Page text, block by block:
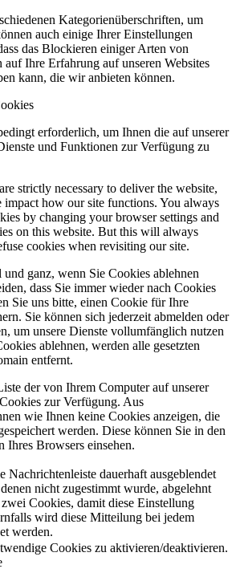
Kategorienüberschriften, um
auch einige Ihrer Einstellungen
das Blockieren einiger Arten von
Ihre Erfahrung auf unseren Websites
kann, die wir anbieten können.
erforderlich, um Ihnen die auf unserer
und Funktionen zur Verfügung zu
strictly necessary to deliver the website,
how our site functions. You always
by changing your browser settings and
on this website. But this will always
cookies when revisiting our site.
ganz, wenn Sie Cookies ablehnen
dass Sie immer wieder nach Cookies
Sie uns bitte, einen Cookie für Ihre
Sie können sich jederzeit abmelden oder
um unsere Dienste vollumfänglich nutzen
ablehnen, werden alle gesetzten
entfernt.
der von Ihrem Computer auf unserer
zur Verfügung. Aus
wie Ihnen keine Cookies anzeigen, die
werden. Diese können Sie in den
Ihres Browsers einsehen.
Nachrichtenleiste dauerhaft ausgeblendet
nicht zugestimmt wurde, abgelehnt
Cookies, damit diese Einstellung
wird diese Mitteilung bei jedem
werden.
Cookies zu aktivieren/deaktivieren.